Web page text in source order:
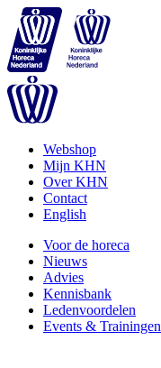
Webshop
Mijn KHN
Over KHN
Contact
English
Voor de horeca
Nieuws
Advies
Kennisbank
Ledenvoordelen
Events & Trainingen